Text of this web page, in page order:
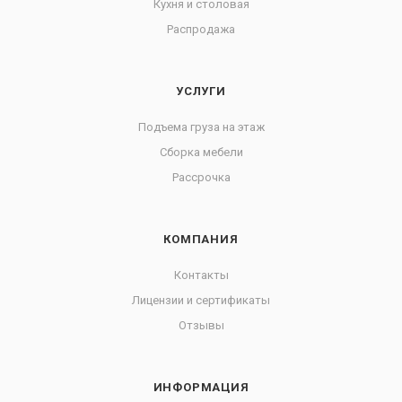
Кухня и столовая
Распродажа
УСЛУГИ
Подъема груза на этаж
Сборка мебели
Рассрочка
КОМПАНИЯ
Контакты
Лицензии и сертификаты
Отзывы
ИНФОРМАЦИЯ